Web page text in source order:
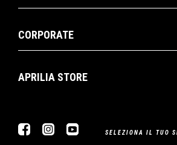
CORPORATE
APRILIA STORE
FacebookInstagramYoutubeSELEZIONA IL TUO